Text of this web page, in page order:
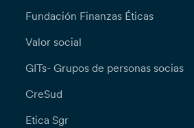
Fundación Finanzas Éticas
Valor social
GITs- Grupos de personas socias
CreSud
Etica Sgr